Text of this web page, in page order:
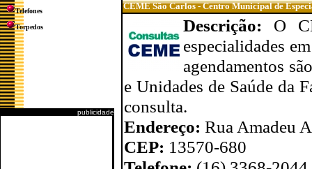
Telefones
Torpedos
publicidade
CEME São Carlos - Centro Municipal de
Descrição: O
especialidades
agendamentos
e Unidades de Saúde da
consulta.
Endereço: Rua Amadeu
CEP: 13570-680